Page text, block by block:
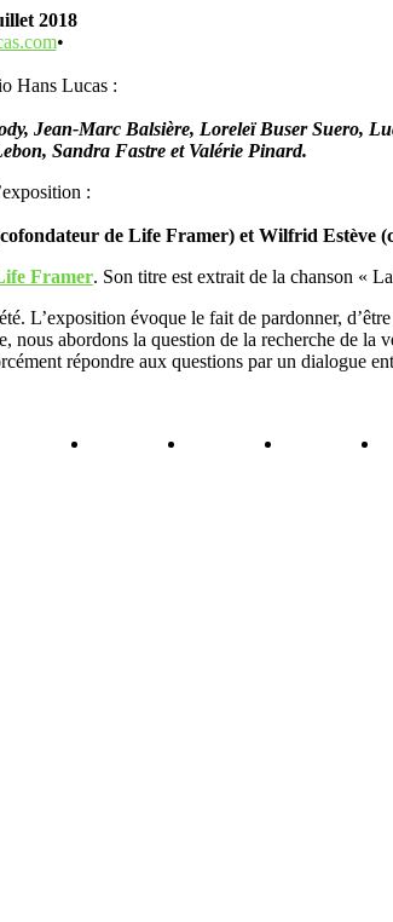
2018
•
Hans Lucas :
Jean-Marc Balsière, Loreleï Buser Suero,
Sandra Fastre et Valérie Pinard.
:
de Life Framer) et Wilfrid Estève
Framer. Son titre est extrait de la chanson «
L’exposition évoque le fait de pardonner,
abordons la question de la recherche de la
répondre aux questions par un dialogue